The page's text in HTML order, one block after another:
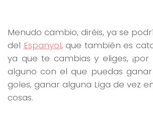
Menudo cambio, diréis, ya se
del Espanyol, que también es
ya que te cambias y eliges,
alguno con el que puedas
goles, ganar alguna Liga de vez
cosas.